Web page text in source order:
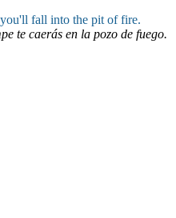
fall into the pit of fire.
te caerás en la pozo de fuego.